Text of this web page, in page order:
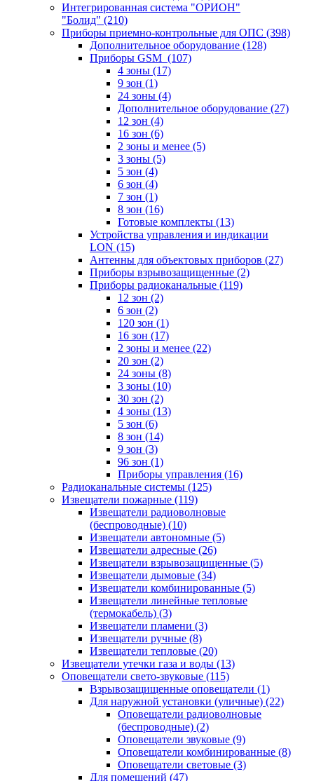
Интегрированная система "ОРИОН"
"Болид" (210)
Приборы приемно-контрольные для ОПС (398)
Дополнительное оборудование (128)
Приборы GSM (107)
4 зоны (17)
9 зон (1)
24 зоны (4)
Дополнительное оборудование (27)
12 зон (4)
16 зон (6)
2 зоны и менее (5)
3 зоны (5)
5 зон (4)
6 зон (4)
7 зон (1)
8 зон (16)
Готовые комплекты (13)
Устройства управления и индикации
LON (15)
Антенны для объектовых приборов (27)
Приборы взрывозащищенные (2)
Приборы радиоканальные (119)
12 зон (2)
6 зон (2)
120 зон (1)
16 зон (17)
2 зоны и менее (22)
20 зон (2)
24 зоны (8)
3 зоны (10)
30 зон (2)
4 зоны (13)
5 зон (6)
8 зон (14)
9 зон (3)
96 зон (1)
Приборы управления (16)
Радиоканальные системы (125)
Извещатели пожарные (119)
Извещатели радиоволновые
(беспроводные) (10)
Извещатели автономные (5)
Извещатели адресные (26)
Извещатели взрывозащищенные (5)
Извещатели дымовые (34)
Извещатели комбинированные (5)
Извещатели линейные тепловые
(термокабель) (3)
Извещатели пламени (3)
Извещатели ручные (8)
Извещатели тепловые (20)
Извещатели утечки газа и воды (13)
Оповещатели свето-звуковые (115)
Взрывозащищенные оповещатели (1)
Для наружной установки (уличные) (22)
Оповещатели радиоволновые
(беспроводные) (2)
Оповещатели звуковые (9)
Оповещатели комбинированные (8)
Оповещатели световые (3)
Для помещений (47)